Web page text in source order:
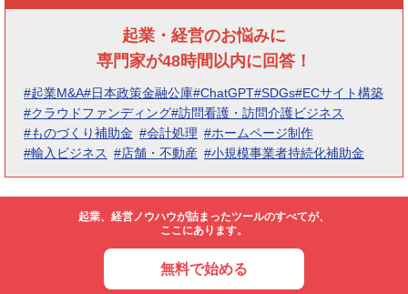
起業・経営のお悩みに
専門家が48時間以内に回答！
#起業M&A#日本政策金融公庫#ChatGPT#SDGs#ECサイト構築
#クラウドファンディング#訪問看護・訪問介護ビジネス
#ものづくり補助金 #会計処理 #ホームページ制作
#輸入ビジネス #店舗・不動産 #小規模事業者持続化補助金
起業、経営ノウハウが詰まったツールのすべてが、
ここにあります。
無料で始める